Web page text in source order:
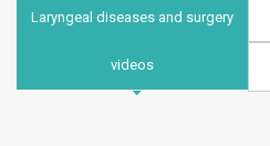
Laryngeal diseases and surgery
videos